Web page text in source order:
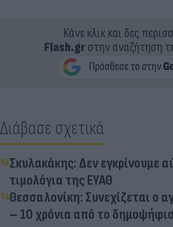
Κάνε κλικ και δες
Flash.grστην αναζήτηση
Διάβασε σχετικά
Σκυλακάκης: Δεν εγκρίνουμε
τιμολόγια της ΕΥΑΘ
Θεσσαλονίκη: Συνεχίζεται ο
– 10 χρόνια από το